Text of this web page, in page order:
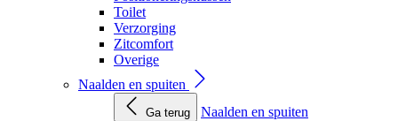
Toilet
Verzorging
Zitcomfort
Overige
Naalden en spuiten
Ga terug
Naalden en spuiten